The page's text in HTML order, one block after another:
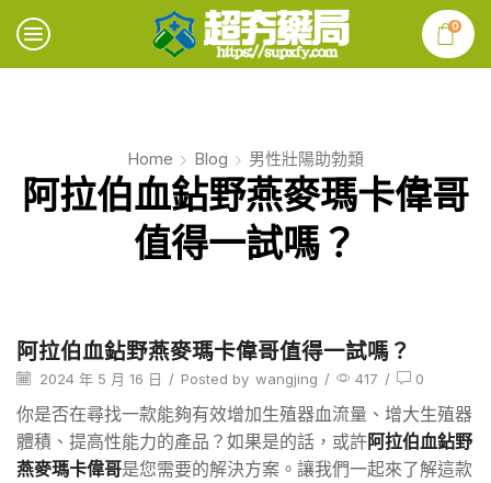
0
Home Blog 男性壯陽助勃類
阿拉伯血鉆野燕麥瑪卡偉哥
值得一試嗎？
阿拉伯血鉆野燕麥瑪卡偉哥值得一試嗎？
2024 年 5 月 16 日 / Posted by wangjing / 417 / 0
你是否在尋找一款能夠有效增加生殖器血流量、增大生殖器
體積、提高性能力的產品？如果是的話，或許阿拉伯血鉆野
燕麥瑪卡偉哥是您需要的解決方案。讓我們一起來了解這款